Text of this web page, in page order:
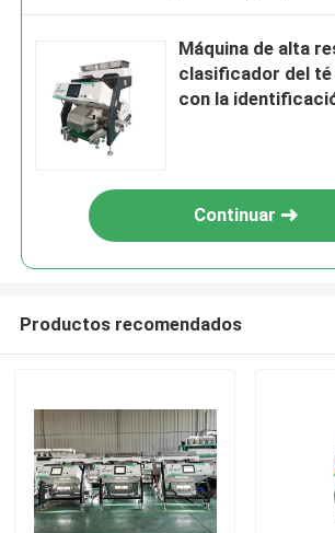
Máquina de alta
clasificador del té
con la
Continuar
Productos recomendados